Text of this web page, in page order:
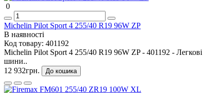
0
Michelin Pilot Sport 4 255/40 R19 96W ZP
В наявності
Код товару: 401192
Michelin Pilot Sport 4 255/40 R19 96W ZP - 401192 - Легкові
шини..
12 932грн.
До кошика